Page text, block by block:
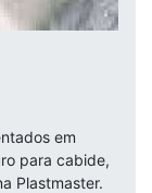
em
para cabide,
Plastmaster.